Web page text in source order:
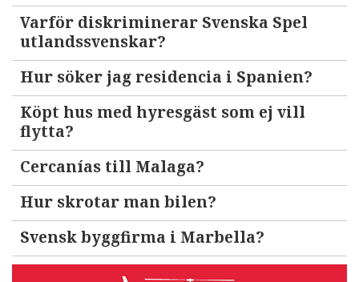
Varför diskriminerar Svenska Spel
utlandssvenskar?
Hur söker jag residencia i Spanien?
Köpt hus med hyresgäst som ej vill
flytta?
Cercanías till Malaga?
Hur skrotar man bilen?
Svensk byggfirma i Marbella?